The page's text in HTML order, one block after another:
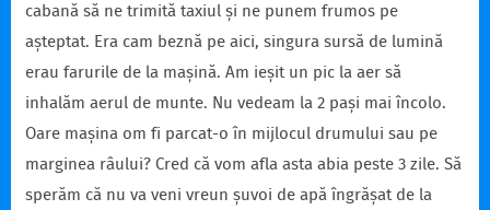
cabană să ne trimită taxiul și ne punem frumos pe
așteptat. Era cam beznă pe aici, singura sursă de lumină
erau farurile de la mașină. Am ieșit un pic la aer să
inhalăm aerul de munte. Nu vedeam la 2 pași mai încolo.
Oare mașina om fi parcat-o în mijlocul drumului sau pe
marginea râului? Cred că vom afla asta abia peste 3 zile. Să
sperăm că nu va veni vreun șuvoi de apă îngrășat de la